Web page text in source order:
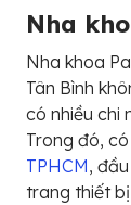
Nha
Nha khoa
Tân Bình
có nhiều chi
Trong đó,
TPHCM,
trang thiết